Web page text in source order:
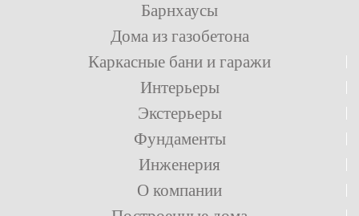
Барнхаусы
Дома из газобетона
Каркасные бани и гаражи
Интерьеры
Экстерьеры
Фундаменты
Инженерия
О компании